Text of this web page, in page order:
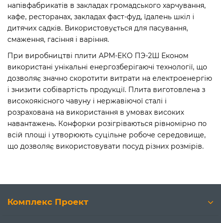
напівфабрикатів в закладах громадського харчування,
кафе, ресторанах, закладах фаст-фуд, їдалень шкіл і
дитячих садків. Використовується для пасування,
смаження, гасіння і варіння.
При виробництві плити АРМ-ЕКО ПЭ-2Ш Економ
використані унікальні енергозберігаючі технології, що
дозволяє значно скоротити витрати на електроенергію
і знизити собівартість продукції. Плита виготовлена з
високоякісного чавуну і нержавіючої сталі і
розрахована на використання в умовах високих
навантажень. Конфорки розігріваються рівномірно по
всій площі і утворюють суцільне робоче середовище,
що дозволяє використовувати посуд різних розмірів.
Комплекс Проект